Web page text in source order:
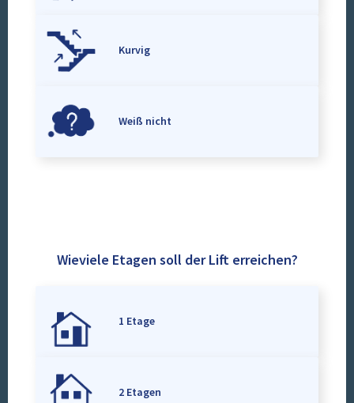
Kurvig
Weiß nicht
Wieviele Etagen soll der Lift erreichen?
1 Etage
2 Etagen